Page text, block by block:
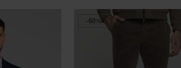
-60%